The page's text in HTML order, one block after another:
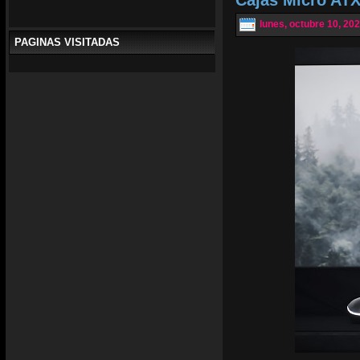
PAGINAS VISITADAS
lunes, octubre 10,